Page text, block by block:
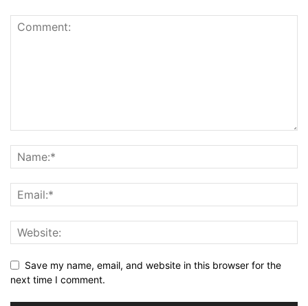
Save my name, email, and website in this browser for the
next time I comment.